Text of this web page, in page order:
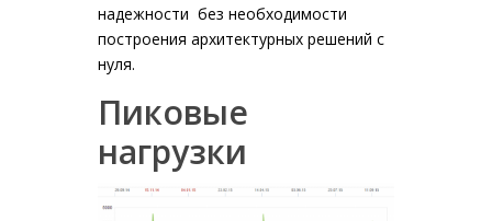
надежности без необходимости
построения архитектурных решений с
нуля.
Пиковые
нагрузки